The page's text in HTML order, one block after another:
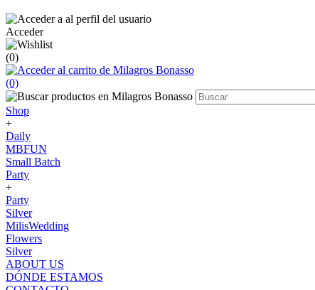
Acceder
(0)
(0)
Shop
+
Daily
MBFUN
Small Batch
Party
+
Party
Silver
MilisWedding
Flowers
Silver
ABOUT US
DÓNDE ESTAMOS